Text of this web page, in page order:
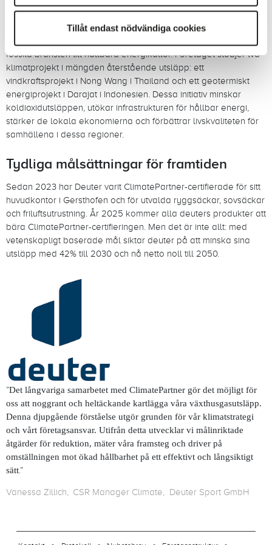
Tillåt endast nödvändiga cookies
förnybar energi i Asien
Deuter lägger stor vikt vid att omvandla energisektorn från
fossila bränslen till hållbara energikällor. Företaget stödjer två
klimatprojekt i mängden återstående utsläpp: ett
vindkraftsprojekt i Nong Wang i Thailand och ett geotermiskt
energiprojekt i Darajat i Indonesien. Dessa initiativ minskar
koldioxidutsläppen, utökar infrastrukturen för hållbar energi,
stärker de lokala ekonomierna och förbättrar livskvaliteten för
samhällena i dessa regioner.
Tydliga målsättningar för framtiden
Sedan 2023 har Deuter varit ClimatePartner-certifierade för sitt
huvudkontor i Gersthofen och för utvalda ryggsäckar, sovsäckar
och friluftsutrustning. År 2025 kommer alla deuters produkter att
bära ClimatePartner-certifieringen. Men det är inte allt: med
vetenskapligt baserade mål siktar deuter på att minska sina
utsläpp med 42% till 2030 och nå netto noll till 2050.
”Det långvariga samarbetet med ClimatePartner gör det möjligt för
oss att noggrant och heltäckande kartlägga våra växthusgasutsläpp.
Denna djupgående förståelse utgör grunden för vår klimatstrategi
och vårt företagsansvar. Utifrån detta utvecklar vi målinriktade
åtgärder för reduktion, mäter våra framsteg och driver på
omställningen mot ökad hållbarhet på ett effektivt och långsiktigt
sätt.”
Vanessa Zillich CSR Manager Climate Deuter Sport GmbH